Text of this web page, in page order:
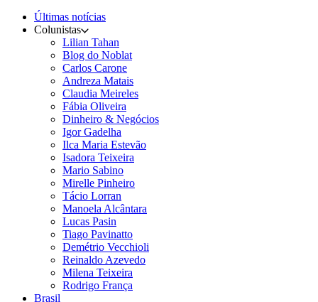
Últimas notícias
Colunistas
Lilian Tahan
Blog do Noblat
Carlos Carone
Andreza Matais
Claudia Meireles
Fábia Oliveira
Dinheiro & Negócios
Igor Gadelha
Ilca Maria Estevão
Isadora Teixeira
Mario Sabino
Mirelle Pinheiro
Tácio Lorran
Manoela Alcântara
Lucas Pasin
Tiago Pavinatto
Demétrio Vecchioli
Reinaldo Azevedo
Milena Teixeira
Rodrigo França
Brasil